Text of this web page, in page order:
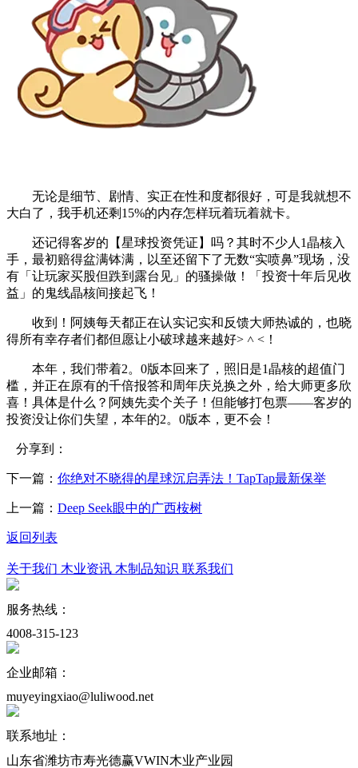
无论是细节、剧情、实正在性和度都很好，可是我就想不
大白了，我手机还剩15%的内存怎样玩着玩着就卡。
还记得客岁的【星球投资凭证】吗？其时不少人1晶核入
手，最初赔得盆满钵满，以至还留下了无数“实喷鼻”现场，没
有「让玩家买股但跌到露台见」的骚操做！「投资十年后见收
益」的鬼线晶核间接起飞！
收到！阿姨每天都正在认实记实和反馈大师热诚的，也晓
得所有幸存者们都但愿让小破球越来越好˃ ˄ ˂！
本年，我们带着2。0版本回来了，照旧是1晶核的超值门
槛，并正在原有的千倍报答和周年庆兑换之外，给大师更多欣
喜！具体是什么？阿姨先卖个关子！但能够打包票——客岁的
投资没让你们失望，本年的2。0版本，更不会！
分享到：
下一篇： 你绝对不晓得的星球沉启弄法！TapTap最新保举
上一篇： Deep Seek眼中的广西桉树
返回列表
关于我们 木业资讯 木制品知识 联系我们
服务热线：
4008-315-123
企业邮箱：
muyeyingxiao@luliwood.net
联系地址：
山东省潍坊市寿光德赢VWIN木业产业园